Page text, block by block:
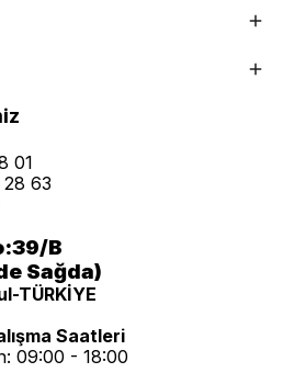
01
28 63
B
Sağda)
TÜRKİYE
Saatleri
09:00 - 18:00